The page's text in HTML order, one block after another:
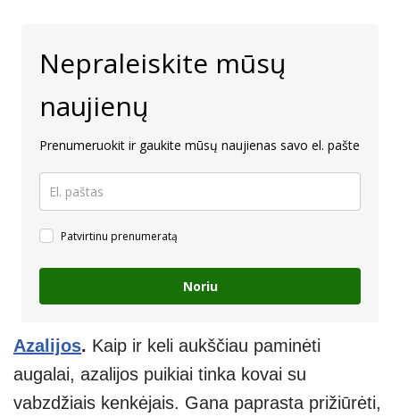
Nepraleiskite mūsų
naujienų
Prenumeruokit ir gaukite mūsų naujienas savo el. pašte
Patvirtinu prenumeratą
Noriu
Azalijos. Kaip ir keli aukščiau paminėti
augalai, azalijos puikiai tinka kovai su
vabzdžiais kenkėjais. Gana paprasta prižiūrėti,